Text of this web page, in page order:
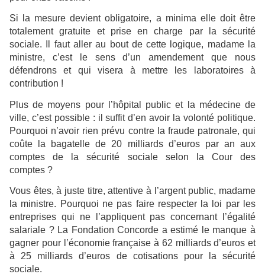
Si la mesure devient obligatoire, a minima elle doit être
totalement gratuite et prise en charge par la sécurité
sociale. Il faut aller au bout de cette logique, madame la
ministre, c’est le sens d’un amendement que nous
défendrons et qui visera à mettre les laboratoires à
contribution !
Plus de moyens pour l’hôpital public et la médecine de
ville, c’est possible : il suffit d’en avoir la volonté politique.
Pourquoi n’avoir rien prévu contre la fraude patronale, qui
coûte la bagatelle de 20 milliards d’euros par an aux
comptes de la sécurité sociale selon la Cour des
comptes ?
Vous êtes, à juste titre, attentive à l’argent public, madame
la ministre. Pourquoi ne pas faire respecter la loi par les
entreprises qui ne l’appliquent pas concernant l’égalité
salariale ? La Fondation Concorde a estimé le manque à
gagner pour l’économie française à 62 milliards d’euros et
à 25 milliards d’euros de cotisations pour la sécurité
sociale.